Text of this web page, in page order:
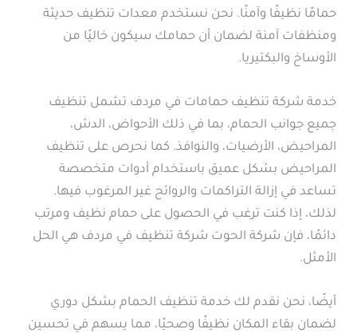
حمامًا نظيفًا وآمنًا. نحن نستخدم معدات تنظيف حديثة
ومنظفات آمنة لضمان أن حمامك سيكون خاليًا من
الأوساخ والبكتيريا.
خدمة شركة تنظيف حمامات في مردف تشمل تنظيف
جميع جوانب الحمام، بما في ذلك الأحواض، الدش،
المراحيض، الأرضيات، والنوافذ. كما نحرص على تنظيف
المراحيض بشكل عميق باستخدام أدوات متخصصة
تساعد في إزالة التراكمات والروائح غير المرغوب فيها.
لذلك، إذا كنت ترغب في الحصول على حمام نظيف ومرتب
دائمًا، فإن شركة الحوت شركة تنظيف في مردف هي الحل
الأمثل.
أيضًا، نحن نقدم لك خدمة تنظيف الحمام بشكل دوري
لضمان بقاء المكان نظيفًا وصحيًا، مما يسهم في تحسين